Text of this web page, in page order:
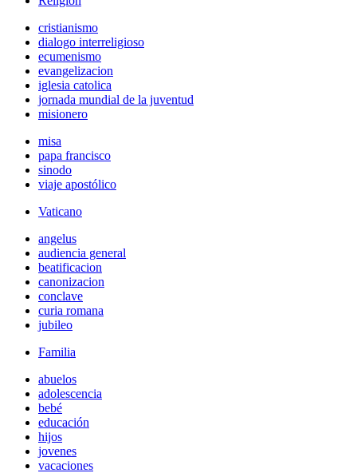
cristianismo
dialogo interreligioso
ecumenismo
evangelizacion
iglesia catolica
jornada mundial de la juventud
misionero
misa
papa francisco
sinodo
viaje apostólico
Vaticano
angelus
audiencia general
beatificacion
canonizacion
conclave
curia romana
jubileo
Familia
abuelos
adolescencia
bebé
educación
hijos
jovenes
vacaciones